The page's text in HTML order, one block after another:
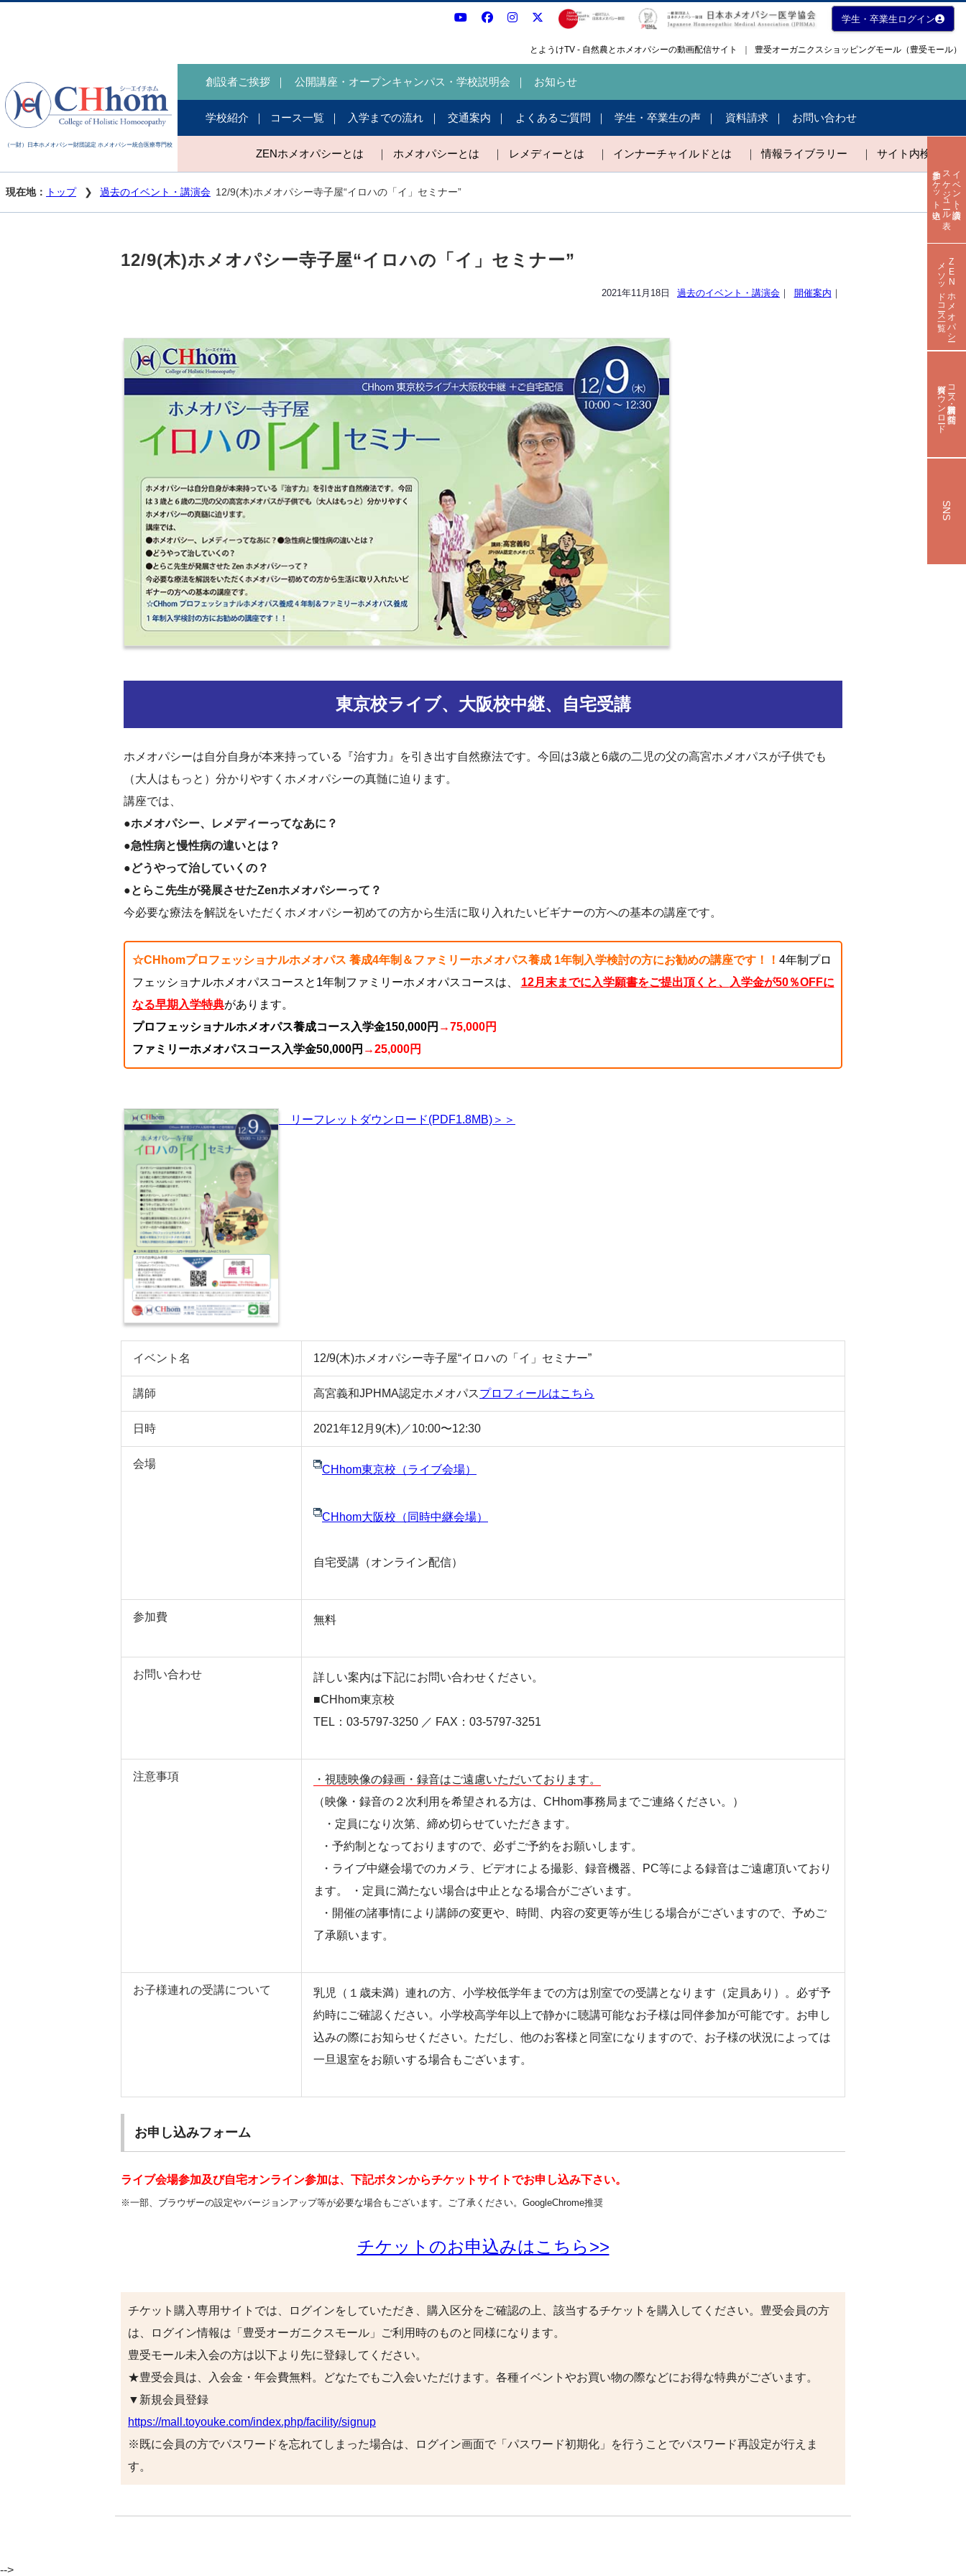
学生・卒業生ログイン
とようけTV - 自然農とホメオパシーの動画配信サイト 豊受オーガニクスショッピングモール（豊受モール）
（一財）日本ホメオパシー財団認定 ホメオパシー統合医療専門校
創設者ご挨拶 公開講座・オープンキャンパス・学校説明会 お知らせ
学校紹介 コース一覧 入学までの流れ 交通案内 よくあるご質問 学生・卒業生の声 資料請求 お問い合わせ
ZENホメオパシーとは ホメオパシーとは レメディーとは インナーチャイルドとは 情報ライブラリー サイト内検索
イベント・講演会
スケジュール表
参加チケット申込
ZENホメオパシー
メソッドコース一覧
コース資料請求・お問合せ
資料ダウンロード
SNS
現在地： トップ 過去のイベント・講演会 12/9(木)ホメオパシー寺子屋“イロハの「イ」セミナー”
12/9(木)ホメオパシー寺子屋“イロハの「イ」セミナー”
2021年11月18日 過去のイベント・講演会 ｜ 開催案内 ｜
東京校ライブ、大阪校中継、自宅受講
ホメオパシーは自分自身が本来持っている『治す力』を引き出す自然療法です。今回は3歳と6歳の二児の父の高宮ホメオパスが子供でも
（大人はもっと）分かりやすくホメオパシーの真髄に迫ります。
講座では、
●ホメオパシー、レメディーってなあに？
●急性病と慢性病の違いとは？
●どうやって治していくの？
●とらこ先生が発展させたZenホメオパシーって？
今必要な療法を解説をいただくホメオパシー初めての方から生活に取り入れたいビギナーの方への基本の講座です。
☆CHhomプロフェッショナルホメオパス 養成4年制＆ファミリーホメオパス養成 1年制入学検討の方にお勧めの講座です！！ 4年制プロ
フェッショナルホメオパスコースと1年制ファミリーホメオパスコースは、 12月末までに入学願書をご提出頂くと、
入学金が50％OFFに
なる早期入学特典があります。
プロフェッショナルホメオパス養成コース入学金150,000円 →75,000円
ファミリーホメオパスコース入学金50,000円 →25,000円
リーフレットダウンロード(PDF1.8MB)＞＞
イベント名 12/9(木)ホメオパシー寺子屋“イロハの「イ」セミナー”
講師 高宮義和JPHMA認定ホメオパスプロフィールはこちら
日時 2021年12月9(木)／10:00〜12:30
会場 CHhom東京校（ライブ会場）
CHhom大阪校（同時中継会場）
自宅受講（オンライン配信）
参加費 無料
お問い合わせ
詳しい案内は下記にお問い合わせください。
■CHhom東京校
TEL：03-5797-3250 ／ FAX：03-5797-3251
注意事項
・視聴映像の録画・録音はご遠慮いただいております。
（映像・録音の２次利用を希望される方は、CHhom事務局までご連絡ください。）
・定員になり次第、締め切らせていただきます。
・予約制となっておりますので、必ずご予約をお願いします。
・ライブ中継会場でのカメラ、ビデオによる撮影、録音機器、PC等による録音はご遠慮頂いており
ます。 ・定員に満たない場合は中止となる場合がございます。
・開催の諸事情により講師の変更や、時間、内容の変更等が生じる場合がございますので、予めご
了承願います。
お子様連れの受講について
乳児（１歳未満）連れの方、小学校低学年までの方は別室での受講となります（定員あり）。必ず予
約時にご確認ください。小学校高学年以上で静かに聴講可能なお子様は同伴参加が可能です。お申し
込みの際にお知らせください。ただし、他のお客様と同室になりますので、お子様の状況によっては
一旦退室をお願いする場合もございます。
お申し込みフォーム
ライブ会場参加及び自宅オンライン参加は、下記ボタンからチケットサイトでお申し込み下さい。
※一部、ブラウザーの設定やバージョンアップ等が必要な場合もございます。ご了承ください。GoogleChrome推奨
チケットのお申込みはこちら>>
チケット購入専用サイトでは、ログインをしていただき、購入区分をご確認の上、該当するチケットを購入してください。豊受会員の方
は、ログイン情報は「豊受オーガニクスモール」ご利用時のものと同様になります。
豊受モール未入会の方は以下より先に登録してください。
★豊受会員は、入会金・年会費無料。どなたでもご入会いただけます。各種イベントやお買い物の際などにお得な特典がございます。
▼新規会員登録
https://mall.toyouke.com/index.php/facility/signup
※既に会員の方でパスワードを忘れてしまった場合は、ログイン画面で「パスワード初期化」を行うことでパスワード再設定が行えま
す。
-->